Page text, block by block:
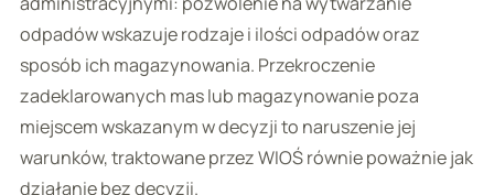
odpadów wskazuje rodzaje i ilości odpadów oraz
sposób ich magazynowania. Przekroczenie
zadeklarowanych mas lub magazynowanie poza
miejscem wskazanym w decyzji to naruszenie jej
warunków, traktowane przez WIOŚ równie poważnie jak
działanie bez decyzji.